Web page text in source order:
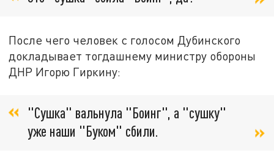
После чего человек с голосом Дубинского
докладывает тогдашнему министру обороны
ДНР Игорю Гиркину:
"Сушка" вальнула "Боинг", а "сушку"
уже наши "Буком" сбили.